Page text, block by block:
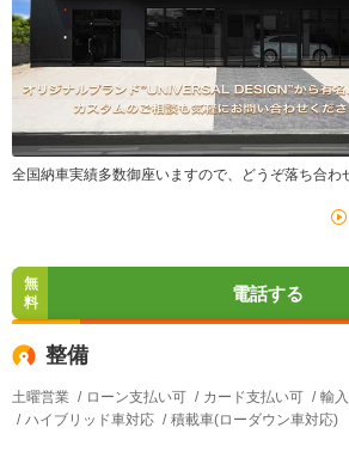
全国納車実績多数御座いますので、どうぞ落ち合わ
無
料
電話する
整備
土曜営業 ローン支払い可 カード支払い可
輸
ハイブリッド車対応
積載車(ローダウン車対応)